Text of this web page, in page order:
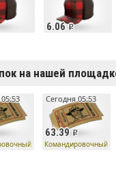
6.06
на нашей
билет
63.39
Сегодня 05:53
Командировочный